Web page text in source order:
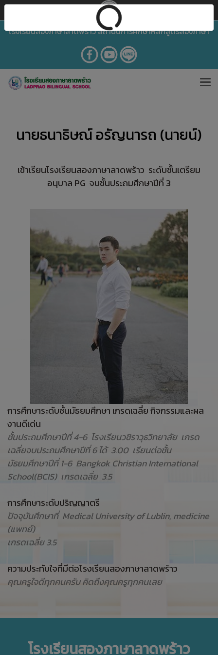
โรงเรียนสองภาษาลาดพร้าว สถาบันการศึกษาหลักสูตรสองภาษา
นายธนาธิษณ์ อรัญนารถ (นายน์)
เข้าเรียนโรงเรียนสองภาษาลาดพร้าว ระดับชั้นเตรียม
อนุบาล PG จบชั้นประถมศึกษาปีที่ 3
การศึกษาระดับชั้นมัธยมศึกษา เกรดเฉลี่ย กิจกรรมและผล
งานดีเด่น
ชั้นประถมศึกษาปีที่ 4-6 โรงเรียนวชิราวุธวิทยาลัย เกรด
เฉลี่ยจบประถมศึกษาปีที่ 6 ได้ 3.00 เรียนต่อชั้น
มัธยมศึกษาปีที่ 1-6 Bangkok Christian International
School(BCIS) เกรดเฉลี่ย 3.5
การศึกษาระดับปริญญาตรี
ปัจจุบันศึกษาที่ Medical University of Lublin, medicine
(แพทย์)
เกรดเฉลี่ย 3.5
ความประทับใจที่มีต่อโรงเรียนสองภาษาลาดพร้าว
คุณครูใจดีทุกคนครับ คิดถึงคุณครูทุกคนเลย
โรงเรียนสองภาษาลาดพร้าว